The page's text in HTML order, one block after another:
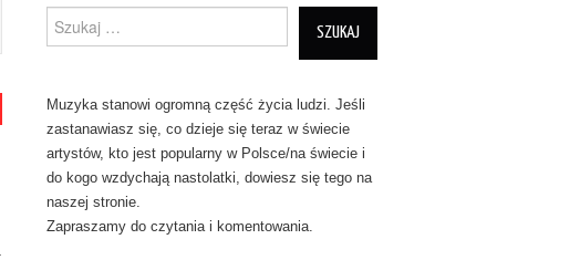
Szukanie dla:
Muzyka stanowi ogromną część życia ludzi. Jeśli
zastanawiasz się, co dzieje się teraz w świecie
artystów, kto jest popularny w Polsce/na świecie i
do kogo wzdychają nastolatki, dowiesz się tego na
naszej stronie.
Zapraszamy do czytania i komentowania.